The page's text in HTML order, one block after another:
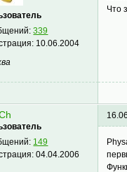
339
10.06.2004
Что
149
04.04.2006